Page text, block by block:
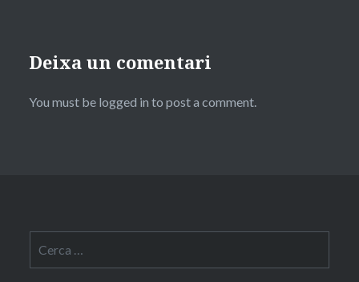
Deixa un comentari
You must be logged in to post a comment.